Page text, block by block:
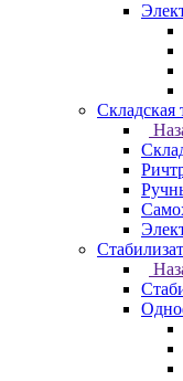
Складская